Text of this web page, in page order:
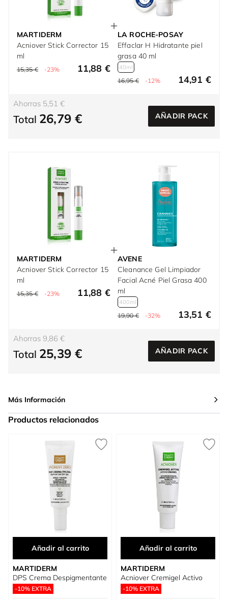
MARTIDERM
Acniover Stick Corrector 15
ml
15,35 € -23% 11,88 €
LA ROCHE-POSAY
Effaclar H Hidratante piel
grasa 40 ml
40ml
16,95 € -12% 14,91 €
Ahorras 5,51 €
Total 26,79 € AÑADIR PACK
MARTIDERM
Acniover Stick Corrector 15
ml
15,35 € -23% 11,88 €
AVENE
Cleanance Gel Limpiador
Facial Acné Piel Grasa 400
ml
400ml
19,90 € -32% 13,51 €
Ahorras 9,86 €
Total 25,39 € AÑADIR PACK
Más Información
Productos relacionados
Añadir al carrito
MARTIDERM
DPS Crema Despigmentante
-10% EXTRA
Añadir al carrito
MARTIDERM
Acniover Cremigel Activo
-10% EXTRA